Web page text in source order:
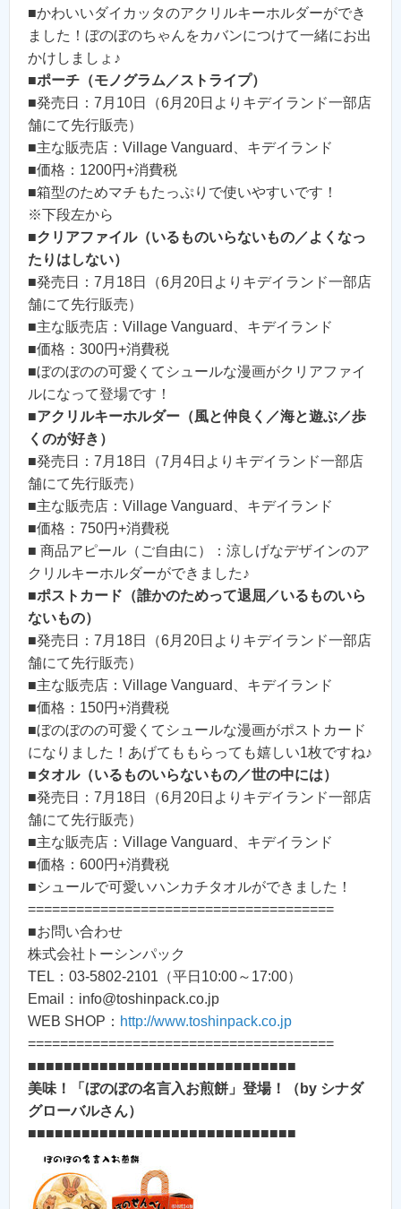
■かわいいダイカッタのアクリルキーホルダーができ
ました！ぼのぼのちゃんをカバンにつけて一緒にお出
かけしましょ♪
■ポーチ（モノグラム／ストライプ）
■発売日：7月10日（6月20日よりキデイランド一部店
舗にて先行販売）
■主な販売店：Village Vanguard、キデイランド
■価格：1200円+消費税
■箱型のためマチもたっぷりで使いやすいです！
※下段左から
■クリアファイル（いるものいらないもの／よくなっ
たりはしない）
■発売日：7月18日（6月20日よりキデイランド一部店
舗にて先行販売）
■主な販売店：Village Vanguard、キデイランド
■価格：300円+消費税
■ぼのぼのの可愛くてシュールな漫画がクリアファイ
ルになって登場です！
■アクリルキーホルダー（風と仲良く／海と遊ぶ／歩
くのが好き）
■発売日：7月18日（7月4日よりキデイランド一部店
舗にて先行販売）
■主な販売店：Village Vanguard、キデイランド
■価格：750円+消費税
■ 商品アピール（ご自由に）：涼しげなデザインのア
クリルキーホルダーができました♪
■ポストカード（誰かのためって退屈／いるものいら
ないもの）
■発売日：7月18日（6月20日よりキデイランド一部店
舗にて先行販売）
■主な販売店：Village Vanguard、キデイランド
■価格：150円+消費税
■ぼのぼのの可愛くてシュールな漫画がポストカード
になりました！あげてももらっても嬉しい1枚ですね♪
■タオル（いるものいらないもの／世の中には）
■発売日：7月18日（6月20日よりキデイランド一部店
舗にて先行販売）
■主な販売店：Village Vanguard、キデイランド
■価格：600円+消費税
■シュールで可愛いハンカチタオルができました！
======================================
■お問い合わせ
株式会社トーシンパック
TEL：03-5802-2101（平日10:00～17:00）
Email：info@toshinpack.co.jp
WEB SHOP： http://www.toshinpack.co.jp
======================================
■■■■■■■■■■■■■■■■■■■■■■■■■■■■■■
美味！「ぼのぼの名言入お煎餅」登場！（by シナダ
グローバルさん）
■■■■■■■■■■■■■■■■■■■■■■■■■■■■■■